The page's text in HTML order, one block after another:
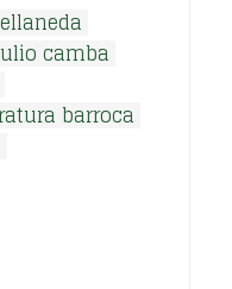
camba
barroca